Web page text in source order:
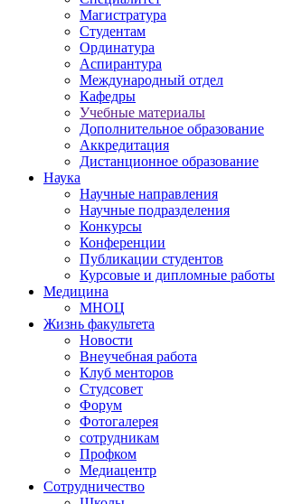
Магистратура
Студентам
Ординатура
Аспирантура
Международный отдел
Кафедры
Учебные материалы
Дополнительное образование
Аккредитация
Дистанционное образование
Наука
Научные направления
Научные подразделения
Конкурсы
Конференции
Публикации студентов
Курсовые и дипломные работы
Медицина
МНОЦ
Жизнь факультета
Новости
Внеучебная работа
Клуб менторов
Студсовет
Форум
Фотогалерея
сотрудникам
Профком
Медиацентр
Сотрудничество